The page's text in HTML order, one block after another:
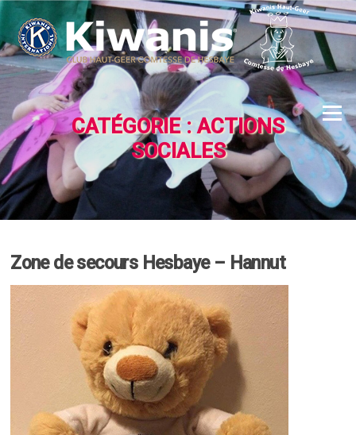
Aller
contenu
Menu
CATÉGORIE : ACTIONS
SOCIALES
Zone de secours Hesbaye – Hannut